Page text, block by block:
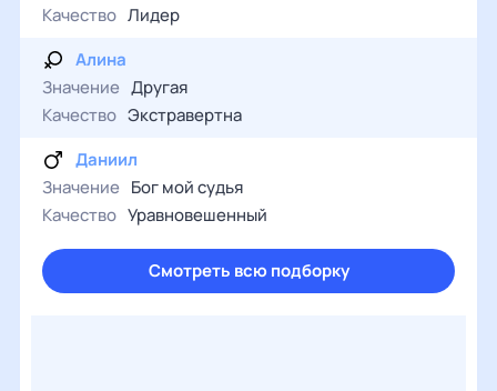
Качество Лидер
Алина
Значение Другая
Качество Экстравертна
Даниил
Значение Бог мой судья
Качество Уравновешенный
Смотреть всю подборку